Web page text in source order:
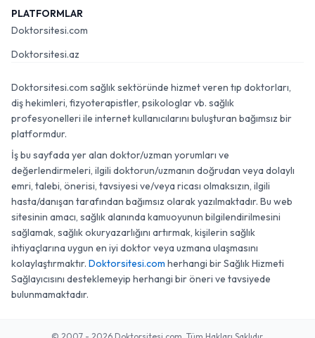
PLATFORMLAR
Doktorsitesi.com
Doktorsitesi.az
Doktorsitesi.com sağlık sektöründe hizmet veren tıp doktorları,
diş hekimleri, fizyoterapistler, psikologlar vb. sağlık
profesyonelleri ile internet kullanıcılarını buluşturan bağımsız bir
platformdur.
İş bu sayfada yer alan doktor/uzman yorumları ve
değerlendirmeleri, ilgili doktorun/uzmanın doğrudan veya dolaylı
emri, talebi, önerisi, tavsiyesi ve/veya ricası olmaksızın, ilgili
hasta/danışan tarafından bağımsız olarak yazılmaktadır. Bu web
sitesinin amacı, sağlık alanında kamuoyunun bilgilendirilmesini
sağlamak, sağlık okuryazarlığını artırmak, kişilerin sağlık
ihtiyaçlarına uygun en iyi doktor veya uzmana ulaşmasını
kolaylaştırmaktır. Doktorsitesi.com herhangi bir Sağlık Hizmeti
Sağlayıcısını desteklemeyip herhangi bir öneri ve tavsiyede
bulunmamaktadır.